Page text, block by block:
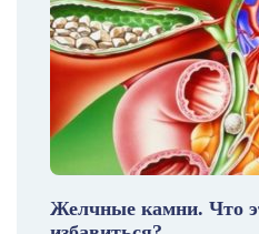
Желчные камни. Что